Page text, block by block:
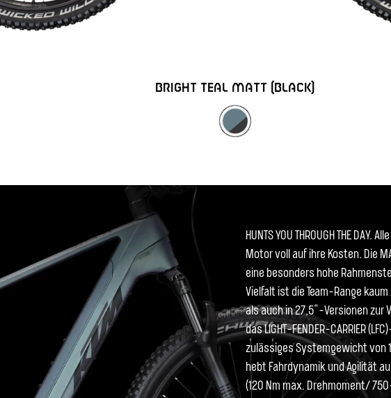
BRIGHT TEAL MATT (BLACK)
HUNTS YOU THROUGH THE
Motor voll auf ihre Kosten. Die
eine besonders hohe
Vielfalt ist die Team-Range
als auch in 27,5“-Versionen zur
das LIGHT-FENDER-CARRIER
zulässiges Systemgewicht von
hebt Fahrdynamik und Agilität
(120 Nm max. Drehmoment/